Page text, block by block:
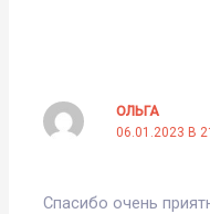
ОЛЬГА
06.01.2023 В
Спасибо очень